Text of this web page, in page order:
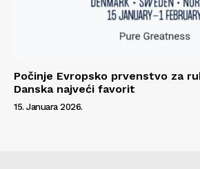
Počinje Evropsko prvenstvo za
Danska najveći favorit
15. Januara 2026.